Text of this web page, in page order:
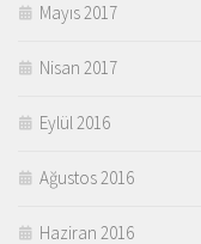
Mayıs 2017
Nisan 2017
Eylül 2016
Ağustos 2016
Haziran 2016